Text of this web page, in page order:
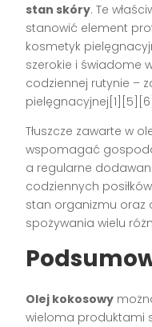
stan skóry. Te
stanowić element
kosmetyk
szerokie i świadome
codziennej rutynie –
Tłuszcze zawarte w
wspomagać
a regularne
codziennych
stan organizmu oraz
spożywania wielu
Olej kokosowy
wieloma produktami